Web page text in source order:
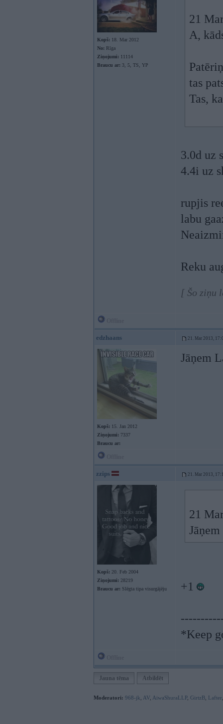
Kopš: 18. Mar 2012
No: Rīga
Ziņojumi: 11114
Braucu ar: 3, 5, TS, YP
21
A,
tas
Tas,
3.0d uz
4.4i uz
rupjis
labu
Reku
[ Šo ziņu
edzhaans 21. Mar 2013,
Kopš: 15. Jan 2012
Ziņojumi: 7337
Braucu ar:
Jāņem
zzips 21. Mar 2013,
Kopš: 20. Feb 2004
Ziņojumi: 28219
Braucu ar: Slēgta tipa visurgājēju
21
+1
*Keep
Jauna tēma Atbildēt
Moderatori: 968-jk AV AiwaShuraLLP, GirtzB Lafter